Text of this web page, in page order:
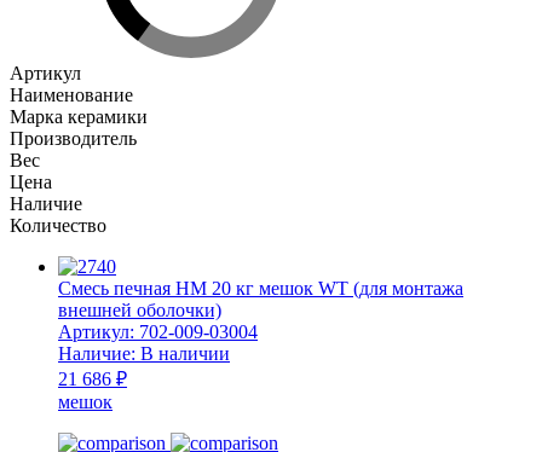
Артикул
Наименование
Марка керамики
Производитель
Вес
Цена
Наличие
Количество
Смесь печная НМ 20 кг мешок WT (для монтажа
внешней оболочки)
Артикул: 702-009-03004
Наличие: В наличии
21 686 ₽
мешок